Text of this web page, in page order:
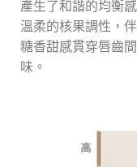
產生了和諧的均衡
溫柔的核果調性，
糖香甜感貫穿唇齒
味。